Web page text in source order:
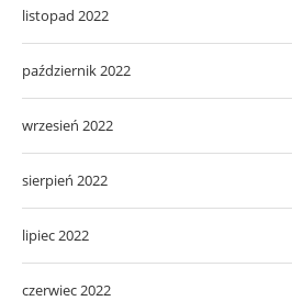
listopad 2022
październik 2022
wrzesień 2022
sierpień 2022
lipiec 2022
czerwiec 2022